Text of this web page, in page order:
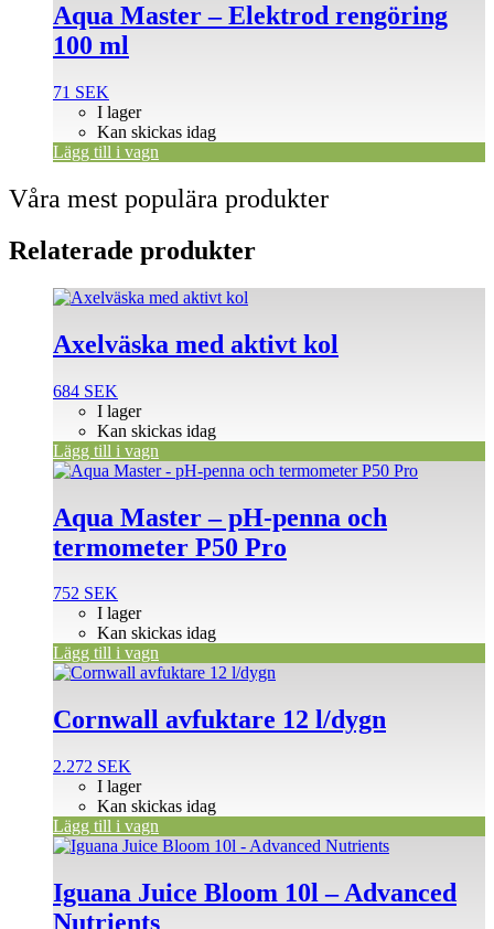
Aqua Master – Elektrod rengöring
100 ml
71 SEK
I lager
Kan skickas idag
Lägg till i vagn
Våra mest populära produkter
Relaterade produkter
Axelväska med aktivt kol
684 SEK
I lager
Kan skickas idag
Lägg till i vagn
Aqua Master – pH-penna och
termometer P50 Pro
752 SEK
I lager
Kan skickas idag
Lägg till i vagn
Cornwall avfuktare 12 l/dygn
2.272 SEK
I lager
Kan skickas idag
Lägg till i vagn
Iguana Juice Bloom 10l – Advanced
Nutrients